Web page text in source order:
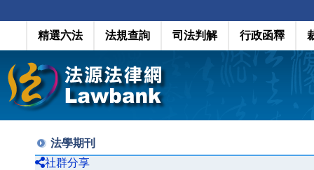
精選六法 法規查詢 司法判解 行政函釋
法學期刊
社群分享